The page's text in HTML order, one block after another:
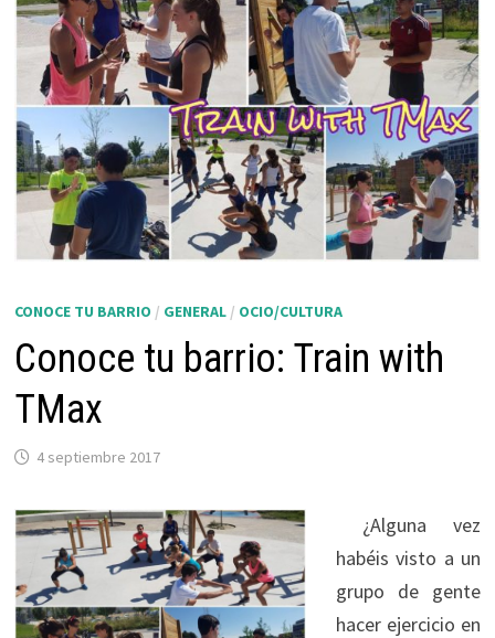
CONOCE TU BARRIO / GENERAL/ OCIO/CULTURA
Conoce tu barrio: Train with
TMax
4 septiembre 2017
¿Alguna vez
habéis visto a un
grupo de gente
hacer ejercicio en